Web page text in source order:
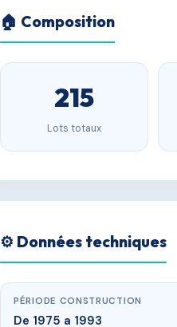
🏠 Composition
215
Lots totaux
⚙️ Données techniques
PÉRIODE CONSTRUCTION
De 1975 a 1993